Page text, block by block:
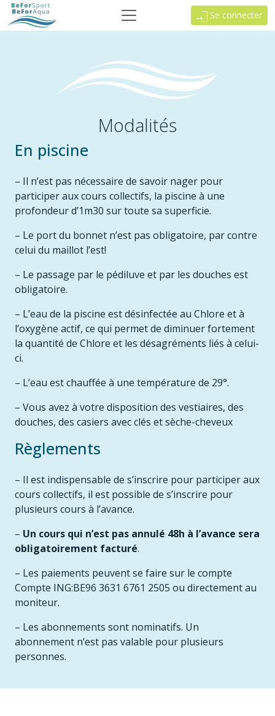
Se connecter
Modalités
En piscine
– Il n’est pas nécessaire de savoir nager pour
participer aux cours collectifs, la piscine à une
profondeur d’1m30 sur toute sa superficie.
– Le port du bonnet n’est pas obligatoire, par contre
celui du maillot l’est!
– Le passage par le pédiluve et par les douches est
obligatoire.
– L’eau de la piscine est désinfectée au Chlore et à
l’oxygène actif, ce qui permet de diminuer fortement
la quantité de Chlore et les désagréments liés à celui-
ci.
– L’eau est chauffée à une température de 29°.
– Vous avez à votre disposition des vestiaires, des
douches, des casiers avec clés et sèche-cheveux
Règlements
– Il est indispensable de s’inscrire pour participer aux
cours collectifs, il est possible de s’inscrire pour
plusieurs cours à l’avance.
– Un cours qui n’est pas annulé 48h à l’avance sera
obligatoirement facturé.
– Les paiements peuvent se faire sur le compte
Compte ING:BE96 3631 6761 2505 ou directement au
moniteur.
– Les abonnements sont nominatifs. Un
abonnement n’est pas valable pour plusieurs
personnes.